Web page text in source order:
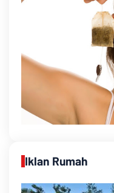
Iklan Rumah